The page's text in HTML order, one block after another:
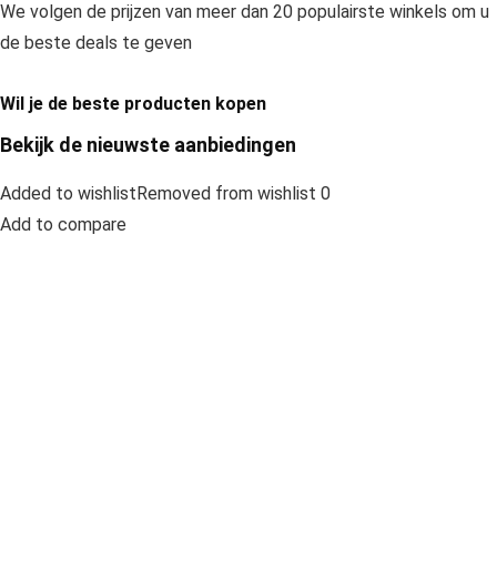
We volgen de prijzen van meer dan 20 populairste winkels om u
de beste deals te geven
Wil je de beste producten kopen
Bekijk de nieuwste aanbiedingen
Added to wishlistRemoved from wishlist 0
Add to compare